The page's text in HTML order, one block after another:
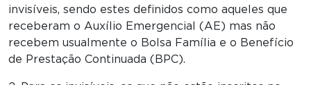
invisíveis, sendo estes definidos como aqueles que
receberam o Auxílio Emergencial (AE) mas não
recebem usualmente o Bolsa Família e o Benefício
de Prestação Continuada (BPC).